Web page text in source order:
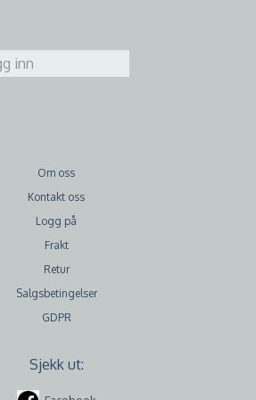
Om oss
Kontakt oss
Logg på
Frakt
Retur
Salgsbetingelser
GDPR
Sjekk ut: